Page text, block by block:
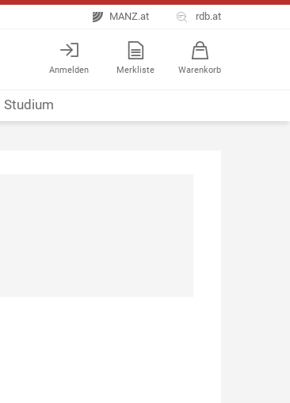
MANZ.at rdb.at
Anmelden Merkliste Warenkorb
Studium